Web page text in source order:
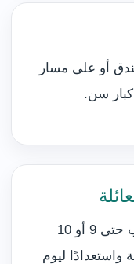
أو على مسار
سن.
أفضل وقت للعائلة عادة من الغروب حتى 9 أو 10
واستعدادًا ليوم